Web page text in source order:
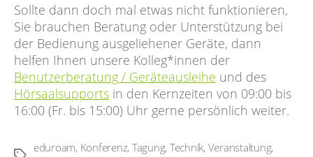
Sollte dann doch mal etwas nicht funktionieren,
Sie brauchen Beratung oder Unterstützung bei
der Bedienung ausgeliehener Geräte, dann
helfen Ihnen unsere Kolleg*innen der
Benutzerberatung / Geräteausleihe und des
Hörsaalsupports in den Kernzeiten von 09:00 bis
16:00 (Fr. bis 15:00) Uhr gerne persönlich weiter.
eduroam, Konferenz, Tagung, Technik, Veranstaltung,